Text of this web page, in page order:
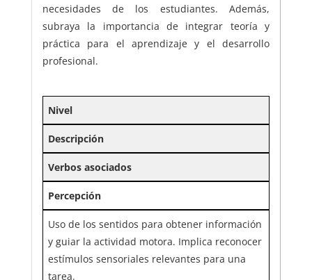
necesidades de los estudiantes. Además,
subraya la importancia de integrar teoría y
práctica para el aprendizaje y el desarrollo
profesional.
Nivel
Descripción
Verbos asociados
Percepción
Uso de los sentidos para obtener información
y guiar la actividad motora. Implica reconocer
estímulos sensoriales relevantes para una
tarea.